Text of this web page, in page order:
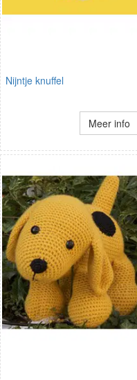
Nijntje knuffel
Meer info